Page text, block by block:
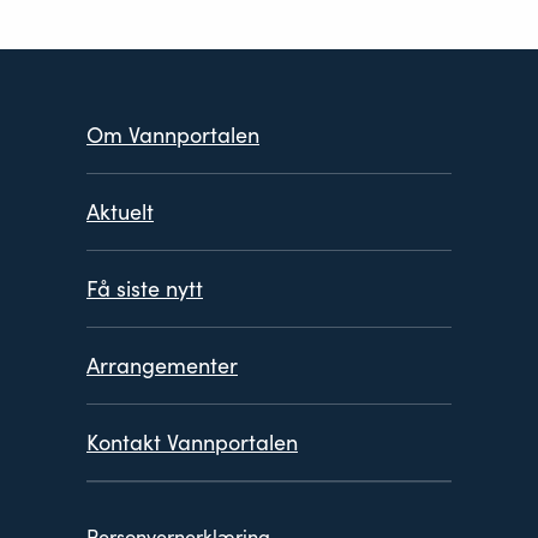
PlanprogramTrøndelag 2022 - 2027.
Om Vannportalen
Aktuelt
Få siste nytt
Arrangementer
Kontakt Vannportalen
Personvern